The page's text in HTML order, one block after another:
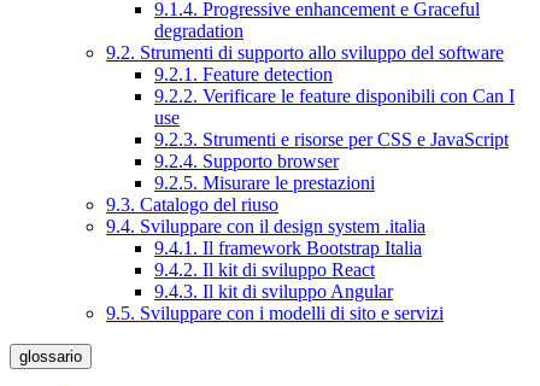
9.1.4. Progressive enhancement e Graceful
degradation
9.2. Strumenti di supporto allo sviluppo del software
9.2.1. Feature detection
9.2.2. Verificare le feature disponibili con Can I
use
9.2.3. Strumenti e risorse per CSS e JavaScript
9.2.4. Supporto browser
9.2.5. Misurare le prestazioni
9.3. Catalogo del riuso
9.4. Sviluppare con il design system .italia
9.4.1. Il framework Bootstrap Italia
9.4.2. Il kit di sviluppo React
9.4.3. Il kit di sviluppo Angular
9.5. Sviluppare con i modelli di sito e servizi
glossario